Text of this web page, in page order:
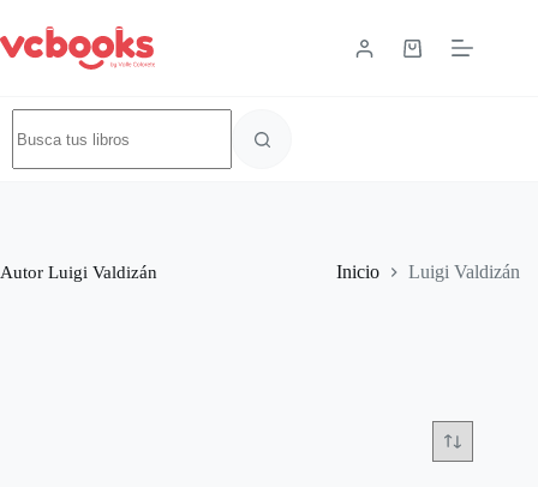
Autor Luigi Valdizán Inicio Luigi Valdizán